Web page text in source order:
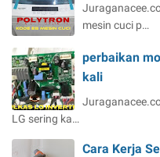
mesin cuci p…
perbaikan
kali
LG sering ka…
Cara Kerja